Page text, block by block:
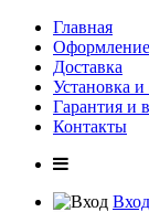
Главная
Оформление
Доставка
Установка
Гарантия и
Контакты
Вход